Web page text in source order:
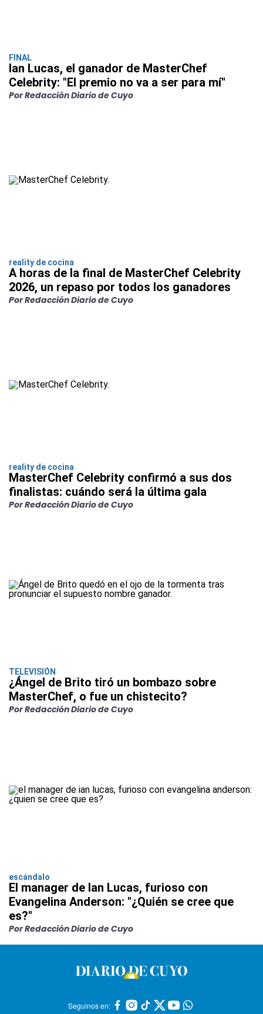
FINAL
Ian Lucas, el ganador de MasterChef
Celebrity: "El premio no va a ser para mí"
Por Redacción Diario de Cuyo
reality de cocina
A horas de la final de MasterChef Celebrity
2026, un repaso por todos los ganadores
Por Redacción Diario de Cuyo
reality de cocina
MasterChef Celebrity confirmó a sus dos
finalistas: cuándo será la última gala
Por Redacción Diario de Cuyo
TELEVISIÓN
¿Ángel de Brito tiró un bombazo sobre
MasterChef, o fue un chistecito?
Por Redacción Diario de Cuyo
escándalo
El manager de Ian Lucas, furioso con
Evangelina Anderson: "¿Quién se cree que
es?"
Por Redacción Diario de Cuyo
Seguinos en: